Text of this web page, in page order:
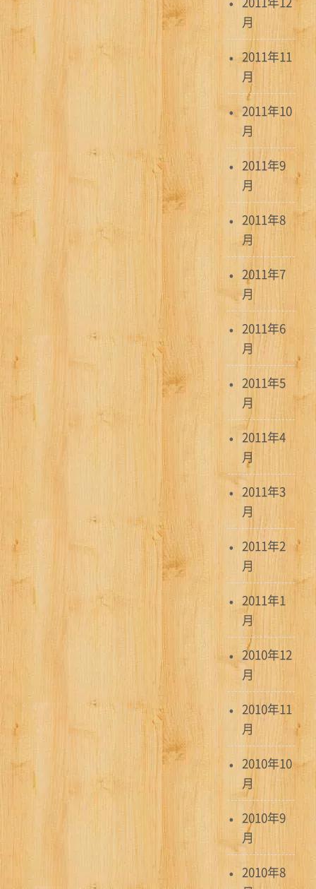
月
2011年11
月
2011年10
月
2011年9
月
2011年8
月
2011年7
月
2011年6
月
2011年5
月
2011年4
月
2011年3
月
2011年2
月
2011年1
月
2010年12
月
2010年11
月
2010年10
月
2010年9
月
2010年8